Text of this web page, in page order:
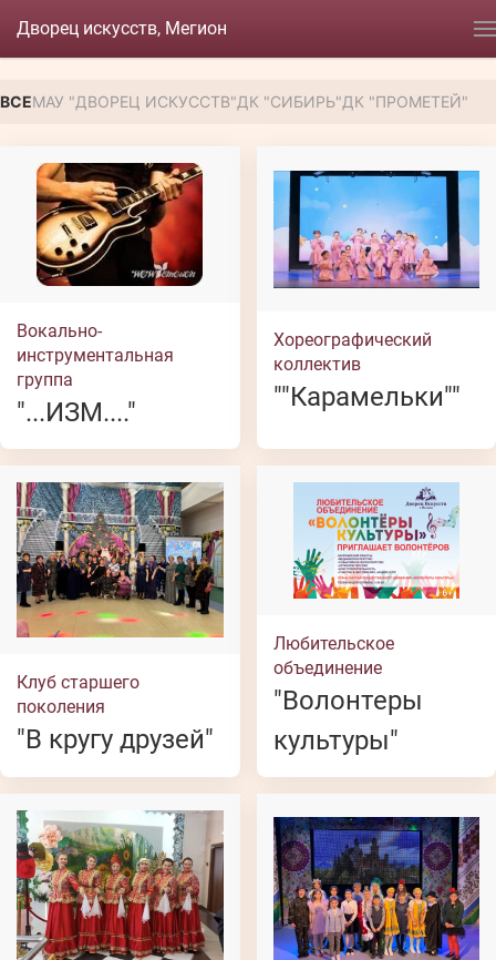
Дворец искусств, Мегион
ВСЕМАУ "ДВОРЕЦ ИСКУССТВ"ДК "СИБИРЬ"ДК "ПРОМЕТЕЙ"
Вокально-
инструментальная
группа
"...ИЗМ...."
Хореографический
коллектив
""Карамельки""
Клуб старшего
поколения
"В кругу друзей"
Любительское
объединение
"Волонтеры
культуры"